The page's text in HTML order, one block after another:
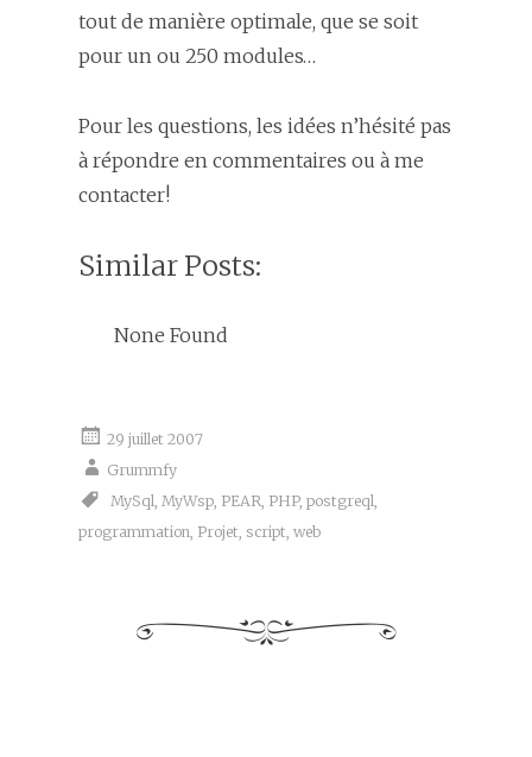
tout de manière optimale, que se soit
pour un ou 250 modules…
Pour les questions, les idées n’hésité pas
à répondre en commentaires ou à me
contacter!
Similar Posts:
None Found
29 juillet 2007
Grummfy
MySql, MyWsp, PEAR, PHP, postgreql,
programmation, Projet, script, web